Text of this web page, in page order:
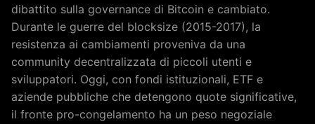
dibattito sulla governance di Bitcoin e cambiato.
Durante le guerre del blocksize (2015-2017), la
resistenza ai cambiamenti proveniva da una
community decentralizzata di piccoli utenti e
sviluppatori. Oggi, con fondi istituzionali, ETF e
aziende pubbliche che detengono quote significative,
il fronte pro-congelamento ha un peso negoziale